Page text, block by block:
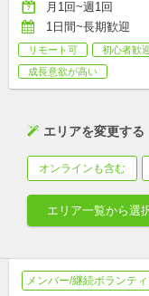
月1回~週1回
1日間~長期歓迎
リモート可 初心者歓
成長意欲が高い
エリアを変更する
オンラインも含む
エリア一覧から選
メンバー/継続ボランテ